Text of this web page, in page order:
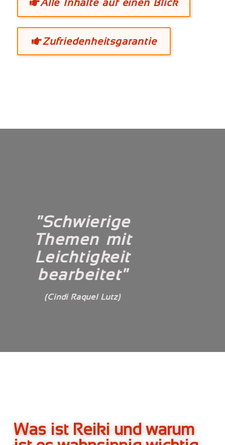
Alle Inhalte auf einen Blick
Zufriedenheitsgarantie
"Unverzichtbare
Hilfe in meinem
Leben"
(Aija-Riitta Holopainen)
Was ist Reiki und warum